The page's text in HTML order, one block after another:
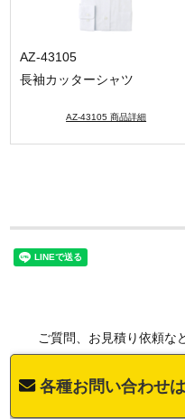
AZ-43105
長袖カッターシャツ
AZ-43105 商品詳細
ご質問、お見積り依頼な
各種お問い合わせ